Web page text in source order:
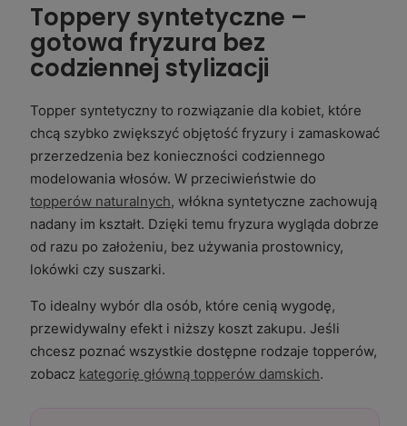
Toppery syntetyczne –
gotowa fryzura bez
codziennej stylizacji
Topper syntetyczny to rozwiązanie dla kobiet, które
chcą szybko zwiększyć objętość fryzury i zamaskować
przerzedzenia bez konieczności codziennego
modelowania włosów. W przeciwieństwie do
topperów naturalnych, włókna syntetyczne zachowują
nadany im kształt. Dzięki temu fryzura wygląda dobrze
od razu po założeniu, bez używania prostownicy,
lokówki czy suszarki.
To idealny wybór dla osób, które cenią wygodę,
przewidywalny efekt i niższy koszt zakupu. Jeśli
chcesz poznać wszystkie dostępne rodzaje topperów,
zobacz kategorię główną topperów damskich.